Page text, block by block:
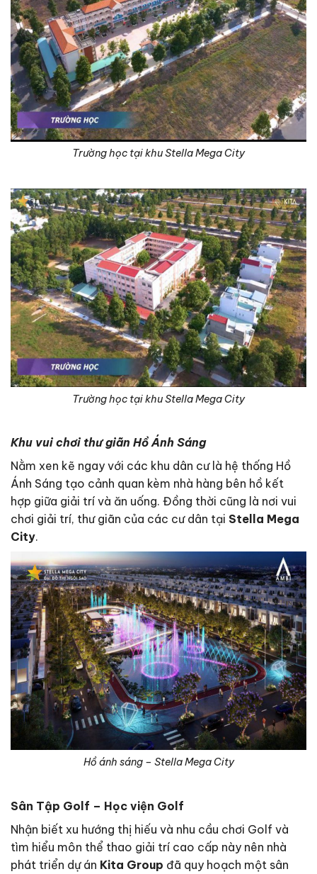
Trường học tại khu Stella Mega City
Trường học tại khu Stella Mega City
Khu vui chơi thư giãn Hồ Ánh Sáng
Nằm xen kẽ ngay với các khu dân cư là hệ thống Hồ
Ánh Sáng tạo cảnh quan kèm nhà hàng bên hồ kết
hợp giữa giải trí và ăn uống. Đồng thời cũng là nơi vui
chơi giải trí, thư giãn của các cư dân tại Stella Mega
City.
Hồ ánh sáng – Stella Mega City
Sân Tập Golf – Học viện Golf
Nhận biết xu hướng thị hiếu và nhu cầu chơi Golf và
tìm hiểu môn thể thao giải trí cao cấp này nên nhà
phát triển dự án Kita Group đã quy hoạch một sân